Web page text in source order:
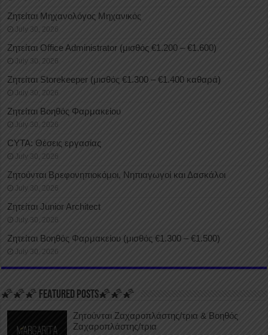
Ζητείται Μηχανολόγος Μηχανικός
July 30, 2026
Ζητείται Office Administrator (μισθός €1.200 – €1.600)
July 30, 2026
Ζητείται Storekeeper (μισθός €1.300 – €1.400 καθαρά)
July 30, 2026
Ζητείται Βοηθός Φαρμακείου
July 30, 2026
CYTA: Θέσεις εργασίας
July 30, 2026
Ζητούνται Βρεφονηπιοκόμοι, Νηπιαγωγοί και Δασκάλοι
July 30, 2026
Ζητείται Junior Architect
July 30, 2026
Ζητείται Βοηθός Φαρμακείου (μισθός €1.300 – €1.500)
July 30, 2026
🌠🌠🌠 FEATURED POSTS🌠🌠🌠
Ζητούνται Ζαχαροπλάστης/τρια & Βοηθός
Ζαχαροπλάστης/τρια